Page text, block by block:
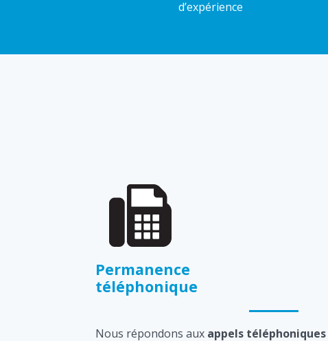
d’expérience
Permanence
téléphonique
Nous répondons aux appels téléphoniques